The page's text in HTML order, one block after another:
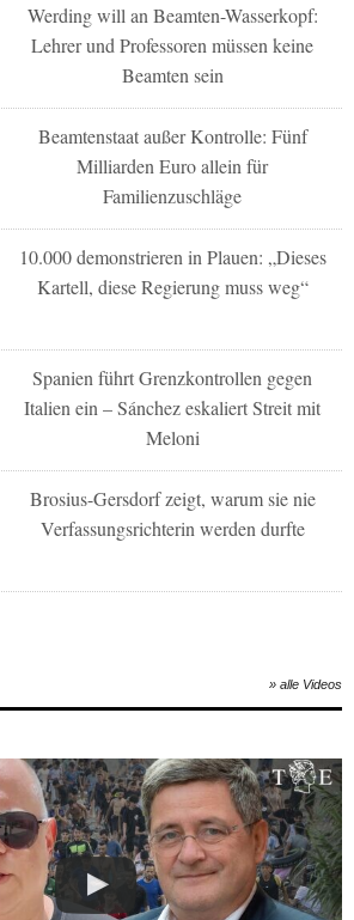
Werding will an Beamten-Wasserkopf:
Lehrer und Professoren müssen keine
Beamten sein
Beamtenstaat außer Kontrolle: Fünf
Milliarden Euro allein für
Familienzuschläge
10.000 demonstrieren in Plauen: „Dieses
Kartell, diese Regierung muss weg“
Spanien führt Grenzkontrollen gegen
Italien ein – Sánchez eskaliert Streit mit
Meloni
Brosius-Gersdorf zeigt, warum sie nie
Verfassungsrichterin werden durfte
» alle Videos